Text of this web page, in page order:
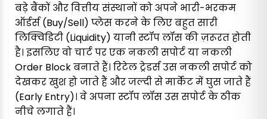
बड़े बैंकों और वित्तीय संस्थानों को अपने भारी-भरकम
ऑर्डर्स (Buy/Sell) प्लेस करने के लिए बहुत सारी
लिक्विडिटी (Liquidity) यानी स्टॉप लॉस की ज़रूरत होती
है। इसलिए वो चार्ट पर एक नकली सपोर्ट या नकली
Order Block बनाते हैं। रिटेल ट्रेडर्स उस नकली सपोर्ट को
देखकर खुश हो जाते हैं और जल्दी से मार्केट में घुस जाते हैं
(Early Entry)। वे अपना स्टॉप लॉस उस सपोर्ट के ठीक
नीचे लगाते हैं।